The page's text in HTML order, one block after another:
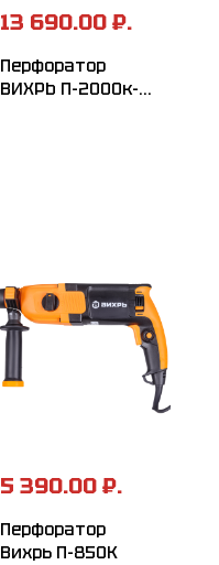
13 690.00 ₽.
Перфоратор
ВИХРЬ П-2000к-м
5 390.00 ₽.
Перфоратор
Вихрь П-850К